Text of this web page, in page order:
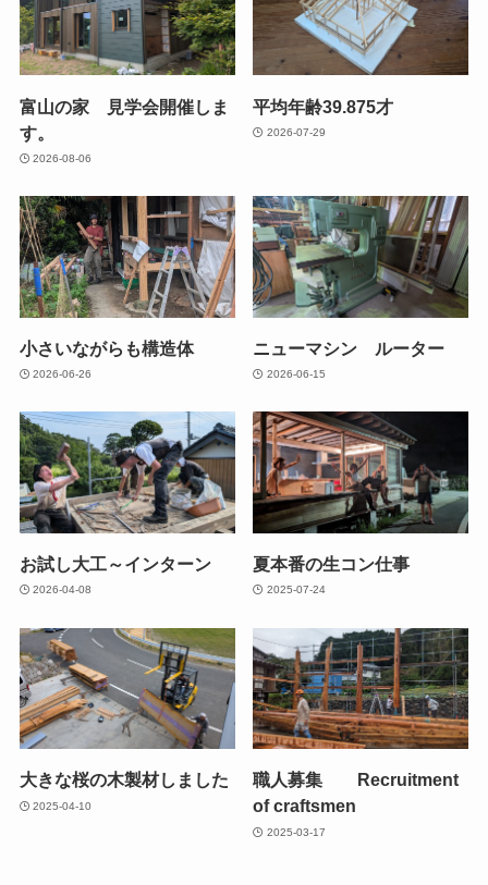
富山の家 見学会開催しま
す。
2026-08-06
平均年齢39.875才
2026-07-29
小さいながらも構造体
2026-06-26
ニューマシン ルーター
2026-06-15
お試し大工～インターン
2026-04-08
夏本番の生コン仕事
2025-07-24
大きな桜の木製材しました
2025-04-10
職人募集 Recruitment
of craftsmen
2025-03-17